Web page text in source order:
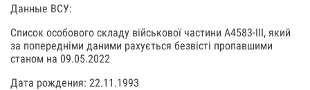
Данные ВСУ:
Список особового складу військової частини А4583-III, який
за попередніми даними рахується безвісті пропавшими
станом на 09.05.2022
Дата рождения: 22.11.1993